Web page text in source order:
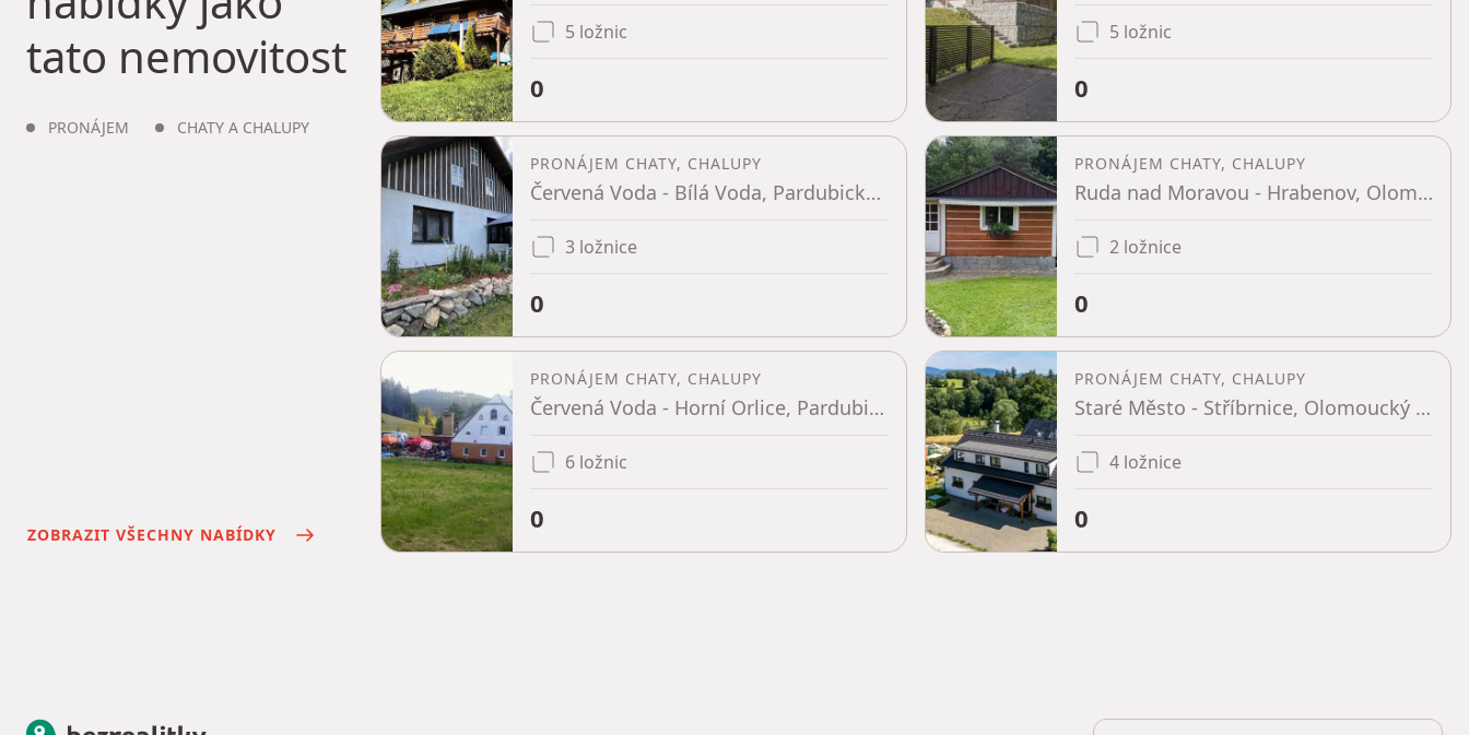
tato nemovitost
PRONÁJEM CHATY A CHALUPY
ZOBRAZIT VŠECHNY NABÍDKY
5 ložnic
0
5 ložnic
0
PRONÁJEM CHATY, CHALUPY
Červená Voda - Bílá Voda, Pardubický kraj
3 ložnice
0
PRONÁJEM CHATY, CHALUPY
Ruda nad Moravou - Hrabenov, Olomoucký kraj
2 ložnice
0
PRONÁJEM CHATY, CHALUPY
Červená Voda - Horní Orlice, Pardubický kraj
6 ložnic
0
PRONÁJEM CHATY, CHALUPY
Staré Město - Stříbrnice, Olomoucký kraj
4 ložnice
0